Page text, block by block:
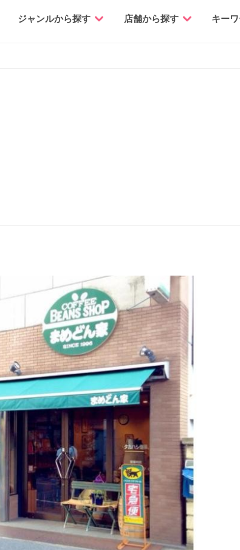
ジャンルから探す 店舗から探す キー